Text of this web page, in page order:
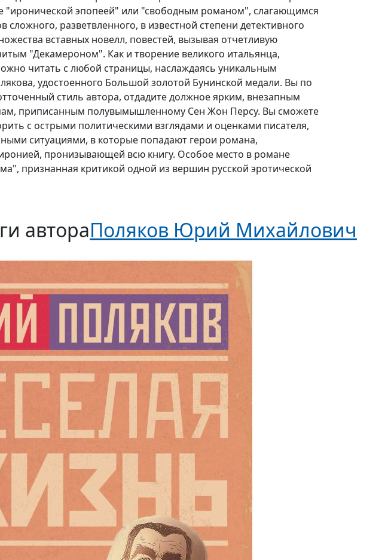
"иронической эпопеей" или "свободным романом", слагающимся
сложного, разветвленного, в известной степени детективного
вставных новелл, повестей, вызывая отчетливую
"Декамероном". Как и творение великого итальянца,
читать с любой страницы, наслаждаясь уникальным
удостоенного Большой золотой Бунинской медали. Вы по
стиль автора, отдадите должное ярким, внезапным
приписанным полувымышленному Сен Жон Персу. Вы сможете
с острыми политическими взглядами и оценками писателя,
ситуациями, в которые попадают герои романа,
пронизывающей всю книгу. Особое место в романе
признанная критикой одной из вершин русской эротической
автораПоляков Юрий Михайлович